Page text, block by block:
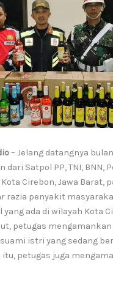
– Jelang datangnya
dari Satpol PP, TNI, BNN,
Cirebon, Jawa Barat,
razia penyakit
ada di wilayah Kota
petugas
istri yang sedang
itu, petugas juga